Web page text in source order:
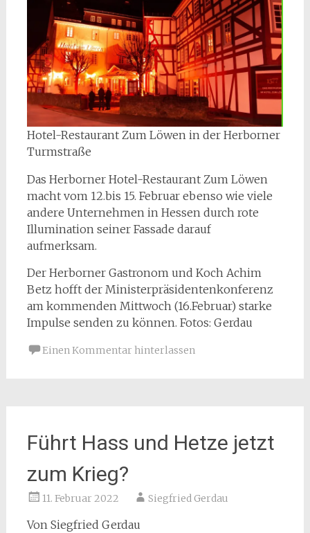
Hotel-Restaurant Zum Löwen in der Herborner
Turmstraße
Das Herborner Hotel-Restaurant Zum Löwen
macht vom 12.bis 15. Februar ebenso wie viele
andere Unternehmen in Hessen durch rote
Illumination seiner Fassade darauf
aufmerksam.
Der Herborner Gastronom und Koch Achim
Betz hofft der Ministerpräsidentenkonferenz
am kommenden Mittwoch (16.Februar) starke
Impulse senden zu können. Fotos: Gerdau
Einen Kommentar hinterlassen
Führt Hass und Hetze jetzt
zum Krieg?
11. Februar 2022 Siegfried Gerdau
Von Siegfried Gerdau